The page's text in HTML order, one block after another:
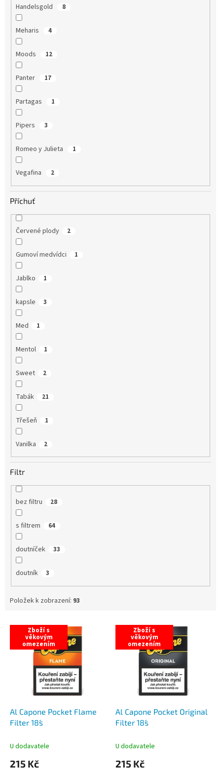
Handelsgold 8
Meharis 4
Moods 12
Panter 17
Partagas 1
Pipers 3
Romeo y Julieta 1
Vegafina 2
Příchuť
Červené plody 2
Gumoví medvídci 1
Jablko 1
kapsle 3
Med 1
Mentol 1
Sweet 2
Tabák 21
Třešeň 1
Vanilka 2
Filtr
bez filtru 28
s filtrem 64
doutníček 33
doutník 3
Položek k zobrazení: 93
V
Zboží s
věkovým
omezením
Al Capone Pocket Flame
Filter 18´s
U dodavatele
215 Kč
Zboží s
věkovým
omezením
Al Capone Pocket Original
Filter 18´s
U dodavatele
215 Kč